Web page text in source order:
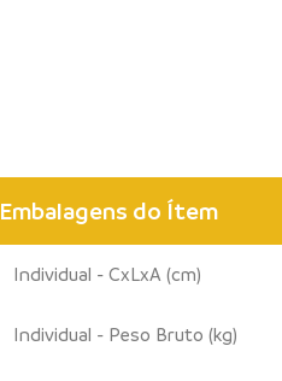
Embalagens do Ítem
Individual - CxLxA (cm)
Individual - Peso Bruto (kg)